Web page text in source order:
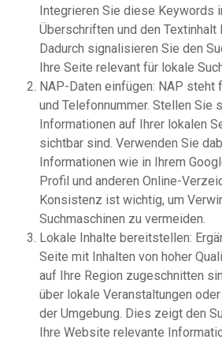
Integrieren Sie diese Keywords
Überschriften und den Textinhalt
Dadurch signalisieren Sie den
Ihre Seite relevant für lokale
NAP-Daten einfügen: NAP steht
und Telefonnummer. Stellen Sie
Informationen auf Ihrer lokalen
sichtbar sind. Verwenden Sie
Informationen wie in Ihrem
Profil und anderen Online-
Konsistenz ist wichtig, um
Suchmaschinen zu vermeiden.
Lokale Inhalte bereitstellen:
Seite mit Inhalten von hoher
auf Ihre Region zugeschnitten
über lokale Veranstaltungen
der Umgebung. Dies zeigt den
Ihre Website relevante